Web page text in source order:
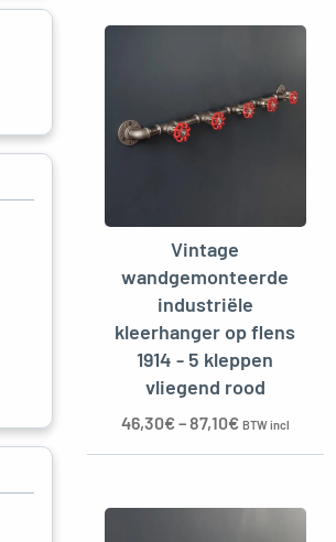
Vintage
wandgemonteerde
industriële
kleerhanger op flens
1914 - 5 kleppen
vliegend rood
46,30€–87,10€ BTW incl